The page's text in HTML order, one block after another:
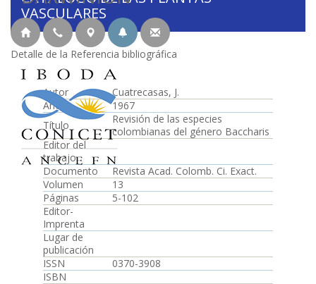
VASCULARES
Detalle de la Referencia bibliográfica
Autor
Cuatrecasas, J.
Año
1967
Título
Revisión de las especies
colombianas del género Baccharis
Editor del
trabajo
Documento
Revista Acad. Colomb. Ci. Exact.
Volumen
13
Páginas
5-102
Editor-
Imprenta
Lugar de
publicación
ISSN
0370-3908
ISBN